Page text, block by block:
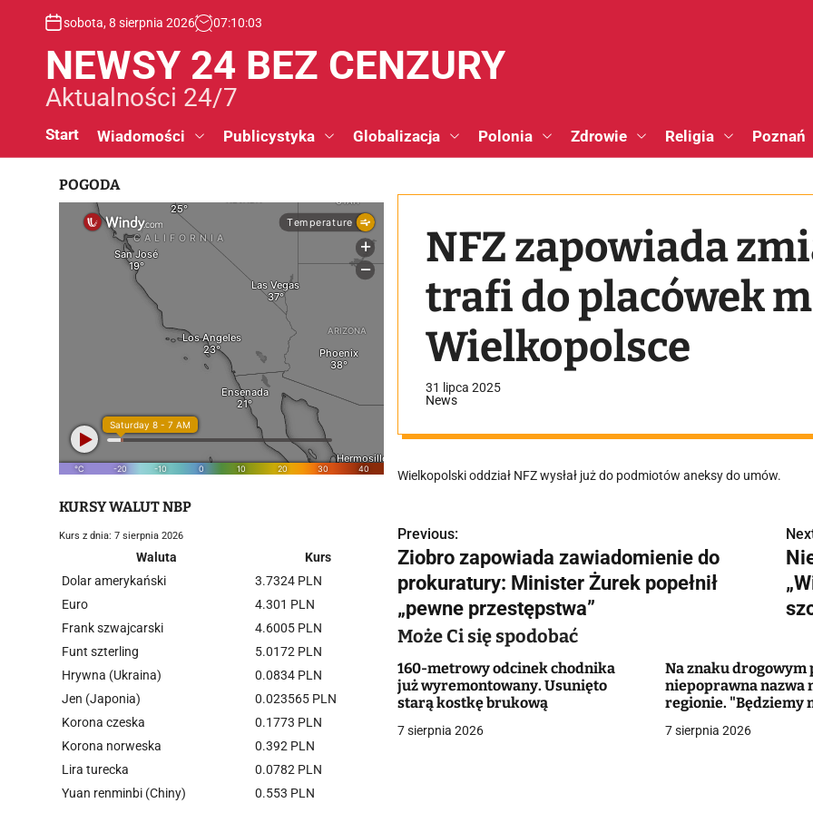
sobota, 8 sierpnia 2026 07:10:04
NEWSY 24 BEZ CENZURY
Aktualności 24/7
Start Wiadomości Publicystyka Globalizacja Polonia Zdrowie Religia Poznań
NFZ zapowiada
trafi do placówek
Wielkopolsce
31 lipca 2025
News
Wielkopolski oddział NFZ wysłał już do podmiotów aneksy do umów.
N
a
w
i
g
a
Previous:
Ziobro zapowiada zawiadomienie do
prokuratury: Minister Żurek popełnił
„pewne przestępstwa”
Może Ci się spodobać
160-metrowy odcinek chodnika
już wyremontowany. Usunięto
starą kostkę brukową
7 sierpnia 2026
Na znaku drogowym
niepoprawna nazwa
regionie. "Będziemy
7 sierpnia 2026
POGODA
KURSY WALUT NBP
Kurs z dnia: 7 sierpnia 2026
Waluta
Kurs
Dolar amerykański
3.7324 PLN
Euro
4.301 PLN
Frank szwajcarski
4.6005 PLN
Funt szterling
5.0172 PLN
Hrywna (Ukraina)
0.0834 PLN
Jen (Japonia)
0.023565 PLN
Korona czeska
0.1773 PLN
Korona norweska
0.392 PLN
Lira turecka
0.0782 PLN
Yuan renminbi (Chiny)
0.553 PLN